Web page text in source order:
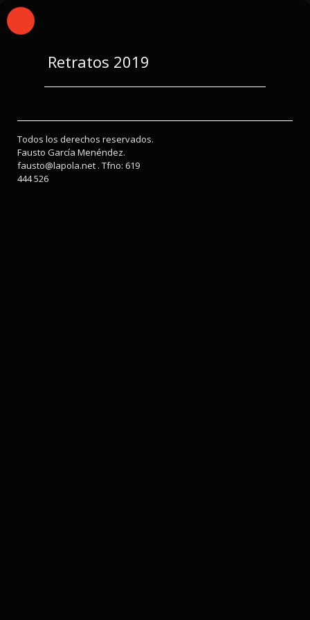
Retratos 2019
Todos los derechos reservados.
Fausto García Menéndez.
fausto@lapola.net . Tfno: 619
444 526